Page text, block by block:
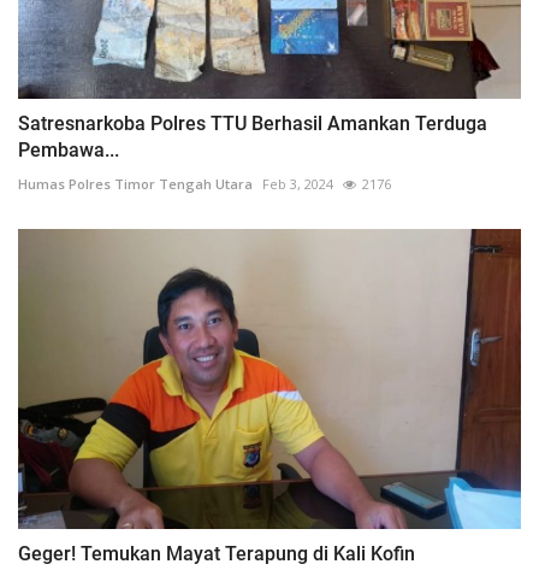
Satresnarkoba Polres TTU Berhasil Amankan Terduga
Pembawa...
Humas Polres Timor Tengah Utara Feb 3, 2024 2176
Geger! Temukan Mayat Terapung di Kali Kofin